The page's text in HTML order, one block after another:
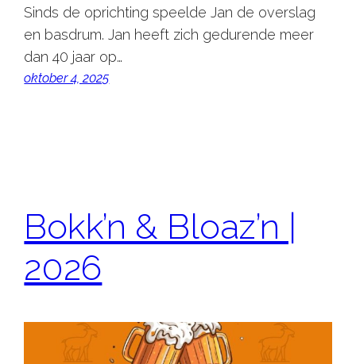
Sinds de oprichting speelde Jan de overslag
en basdrum. Jan heeft zich gedurende meer
dan 40 jaar op…
oktober 4, 2025
Bokk’n & Bloaz’n |
2026